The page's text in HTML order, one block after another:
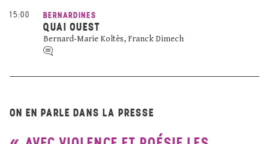
15:00 BERNARDINES
QUAI OUEST
Bernard-Marie Koltès, Franck Dimech
ON EN PARLE DANS LA PRESSE